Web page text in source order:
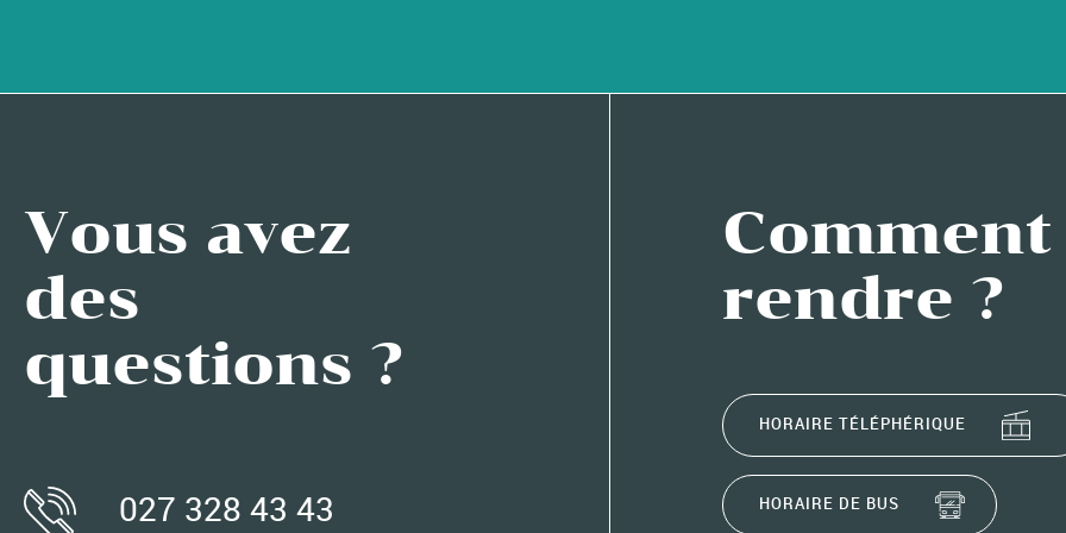
Vous avez
des
questions ?
027 328 43 43
Comment
rendre ?
HORAIRE TÉLÉPHÉRIQUE
HORAIRE DE BUS